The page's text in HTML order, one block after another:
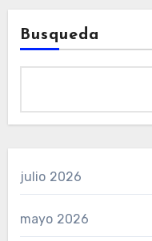
Busqueda
julio 2026
mayo 2026